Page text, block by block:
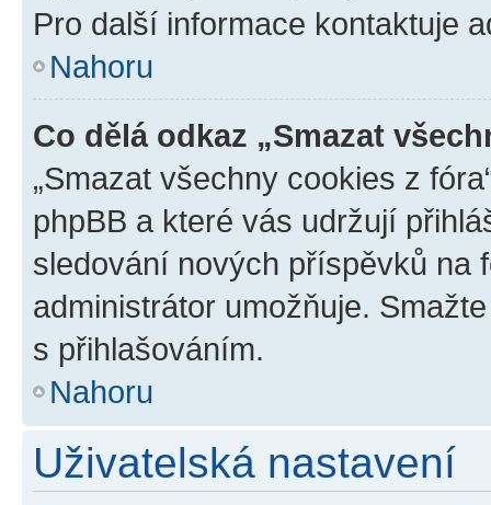
Pro další informace kontaktuje
Nahoru
Co dělá odkaz „Smazat
„Smazat všechny cookies z
phpBB a které vás udržují
sledování nových příspěvků na
administrátor umožňuje.
s přihlašováním.
Nahoru
Uživatelská nastavení